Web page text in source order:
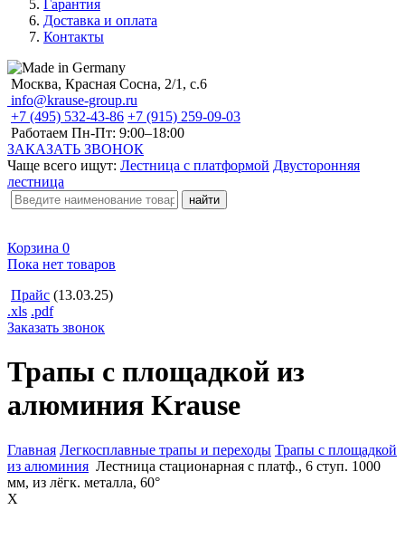
Гарантия
Доставка и оплата
Контакты
Москва, Красная Сосна, 2/1, с.6
info@krause-group.ru
+7 (495) 532-43-86 +7 (915) 259-09-03
Работаем Пн-Пт: 9:00–18:00
ЗАКАЗАТЬ ЗВОНОК
Чаще всего ищут: Лестница с платформой Двусторонняя
лестница
Корзина 0
Пока нет товаров
Прайс (13.03.25)
.xls .pdf
Заказать звонок
Трапы с площадкой из
алюминия Krause
Главная Легкосплавные трапы и переходы Трапы с площадкой
из алюминия Лестница стационарная с платф., 6 ступ. 1000
мм, из лёгк. металла, 60°
X